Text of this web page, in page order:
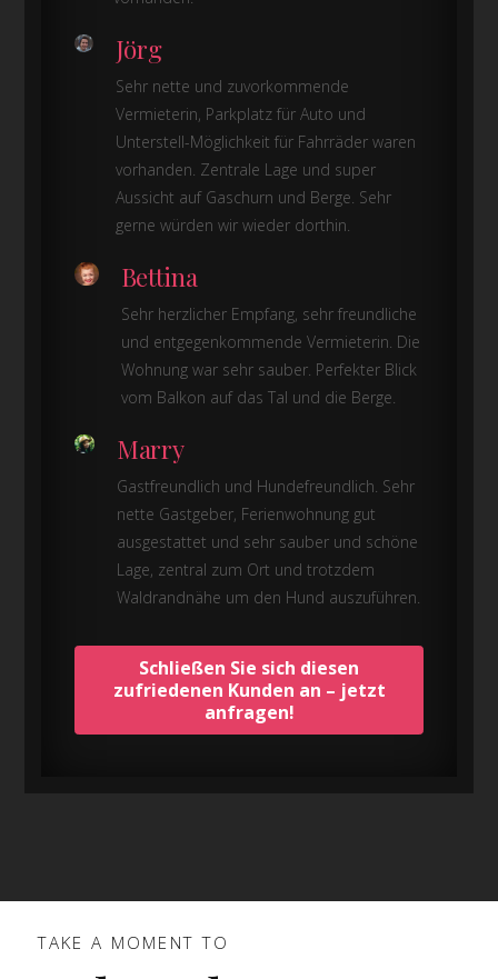
Jörg
Sehr nette und zuvorkommende
Vermieterin, Parkplatz für Auto und
Unterstell-Möglichkeit für Fahrräder waren
vorhanden. Zentrale Lage und super
Aussicht auf Gaschurn und Berge. Sehr
gerne würden wir wieder dorthin.
Bettina
Sehr herzlicher Empfang, sehr freundliche
und entgegenkommende Vermieterin. Die
Wohnung war sehr sauber. Perfekter Blick
vom Balkon auf das Tal und die Berge
Marry
Gastfreundlich und Hundefreundlich. Sehr
nette Gastgeber, Ferienwohnung gut
ausgestattet und sehr sauber und schöne
Lage, zentral zum Ort und trotzdem
Waldrandnähe um den Hund auszuführen.
Schließen Sie sich diesen
zufriedenen Kunden an – jetzt
anfragen!
TAKE A MOMENT TO